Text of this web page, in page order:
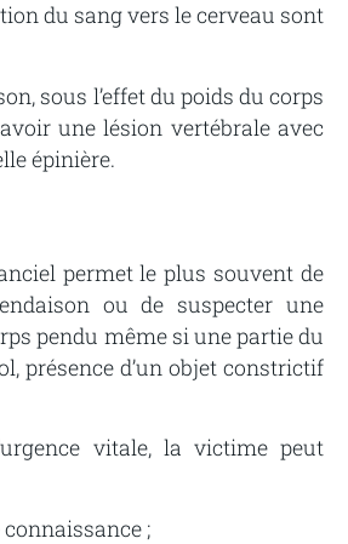
du sang vers le cerveau sont
sous l’effet du poids du corps
une lésion vertébrale avec
épinière.
permet le plus souvent de
ou de suspecter une
pendu même si une partie du
présence d’un objet constrictif
vitale, la victime peut
;